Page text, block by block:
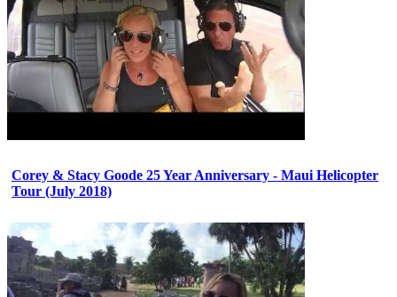
Corey & Stacy Goode 25 Year Anniversary - Maui Helicopter
Tour (July 2018)